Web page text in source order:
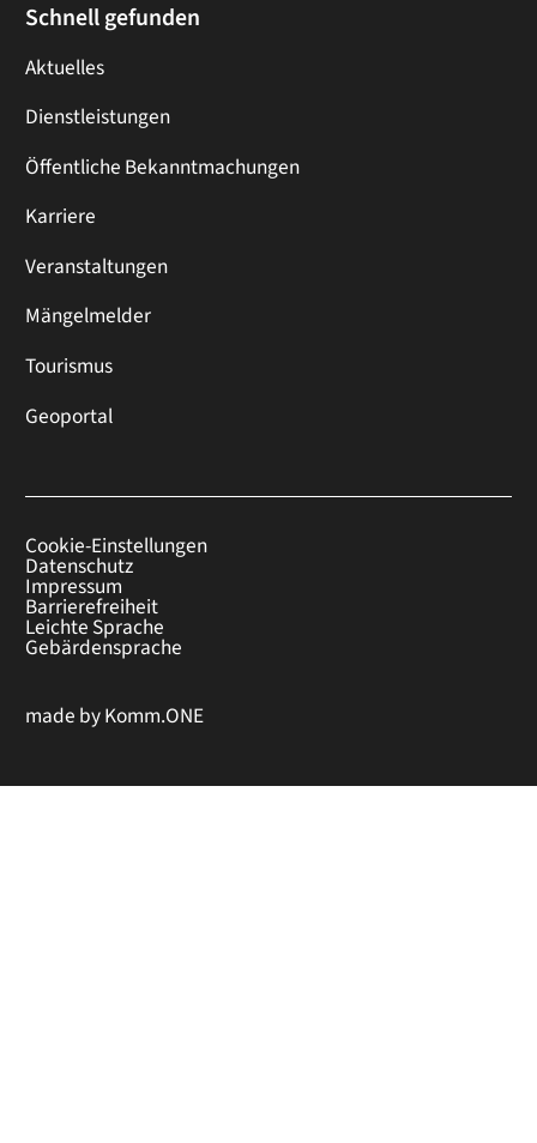
Schnell gefunden
Aktuelles
Dienstleistungen
Öffentliche Bekanntmachungen
Karriere
Veranstaltungen
Mängelmelder
Tourismus
Geoportal
Cookie-Einstellungen
Datenschutz
Impressum
Barrierefreiheit
Leichte Sprache
Gebärdensprache
made byKomm.ONE